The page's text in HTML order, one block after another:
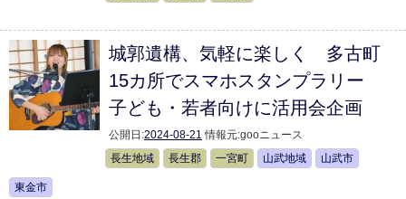
城郭遺構、気軽に楽しく 多古町
15カ所でスマホスタンプラリー
子ども・若者向けに活用会企画
公開日:2024-08-21 情報元:gooニュース
長生地域
長生郡 一宮町 山武地域 山武市
東金市